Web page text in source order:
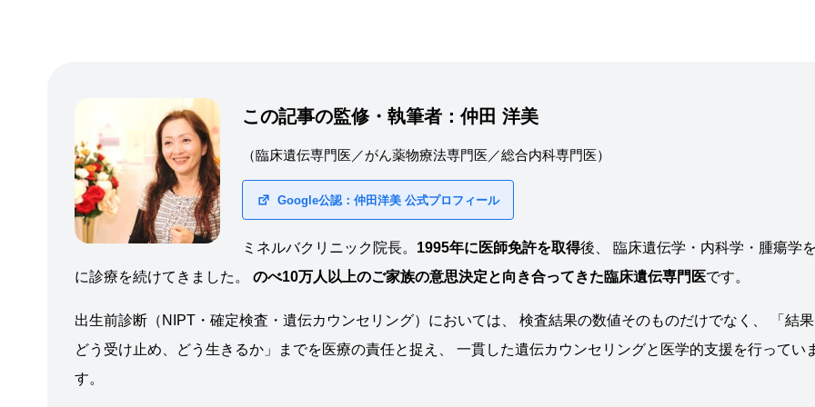
この記事の監修・執筆者：仲田 洋美
（臨床遺伝専門医／がん薬物療法専門医／総合内科専門医）
Google公認：仲田洋美 公式プロフィール
ミネルバクリニック院長。 1995年に医師免許を取得後、 臨床遺伝学・内科学・腫瘍学
に診療を続けてきました。 のべ10万人以上のご家族の意思決定と向き合ってきた臨床遺伝専門医です。
出生前診断（NIPT・確定検査・遺伝カウンセリング）においては、 検査結果の数値そのものだけでなく、 「結
どう受け止め、どう生きるか」までを医療の責任と捉え、 一貫した遺伝カウンセリングと医学的支援を行ってい
す。